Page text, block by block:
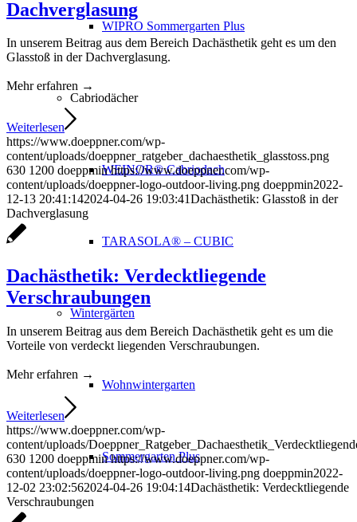
WIPRO Sommergarten Plus
Cabriodächer
WEINOR® Cabriodach
TARASOLA® – CUBIC
Wintergärten
Wohnwintergarten
Sommergarten Plus
Dachverglasung
In unserem Beitrag aus dem Bereich Dachästhetik geht es um den
Glasstoß in der Dachverglasung.
Mehr erfahren →
Weiterlesen
https://www.doeppner.com/wp-
content/uploads/doeppner_ratgeber_dachaesthetik_glasstoss.png
630 1200 doeppmin https://www.doeppner.com/wp-
content/uploads/doeppner-logo-outdoor-living.png doeppmin2022-
12-13 20:41:142024-04-26 19:03:41Dachästhetik: Glasstoß in der
Dachverglasung
Dachästhetik: Verdecktliegende
Verschraubungen
In unserem Beitrag aus dem Bereich Dachästhetik geht es um die
Vorteile von verdeckt liegenden Verschraubungen.
Mehr erfahren →
Weiterlesen
https://www.doeppner.com/wp-
content/uploads/
630 1200 doeppmin https://www.doeppner.com/wp-
content/uploads/doeppner-logo-outdoor-living.png doeppmin2022-
12-02 23:02:562024-04-26 19:04:14Dachästhetik: Verdecktliegende
Verschraubungen